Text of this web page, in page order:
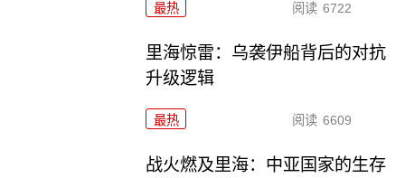
最热 阅读 6722
里海惊雷：乌袭伊船背后的对抗
升级逻辑
最热 阅读 6609
战火燃及里海：中亚国家的生存